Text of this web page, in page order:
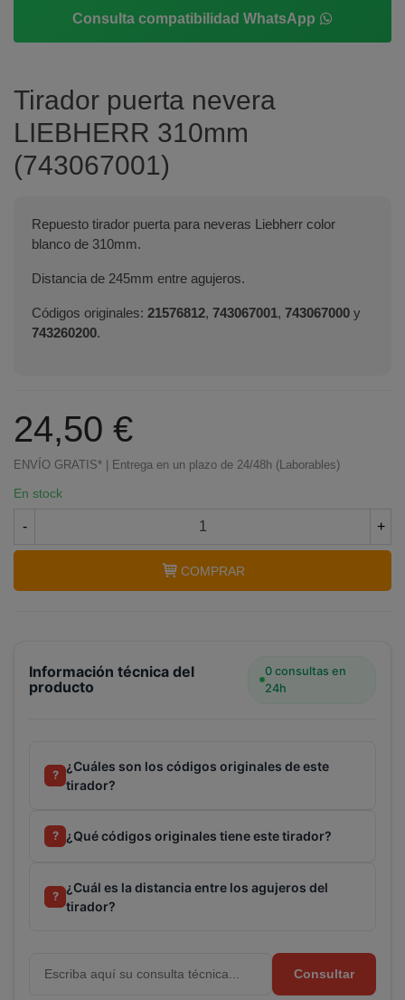
Consulta compatibilidad WhatsApp
Tirador puerta nevera
LIEBHERR 310mm
(743067001)
Repuesto tirador puerta para neveras Liebherr color
blanco de 310mm.
Distancia de 245mm entre agujeros.
Códigos originales: 21576812, 743067001, 743067000 y
743260200.
24,50 €
ENVÍO GRATIS* | Entrega en un plazo de 24/48h (Laborables)
En stock
- +
COMPRAR
Información técnica del
producto
0 consultas en
24h
?
¿Cuáles son los códigos originales de este
tirador?
? ¿Qué códigos originales tiene este tirador?
?
¿Cuál es la distancia entre los agujeros del
tirador?
Consultar
puerta nevera LIEBHERR 310mm (743067001)